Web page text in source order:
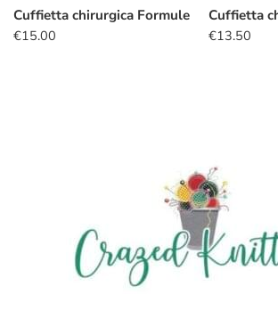
Cuffietta chirurgica Formule
€15.00
€13.50